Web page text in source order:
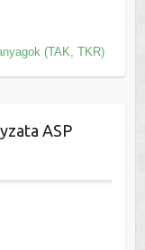
(TAK, TKR)
ASP